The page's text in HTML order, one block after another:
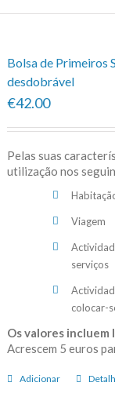
Bolsa de Primeiros
desdobrável
€42.00
Pelas suas
utilização nos
Viagem
serviços
colocar-
Os valores incluem
Acrescem 5 euros
Adicionar